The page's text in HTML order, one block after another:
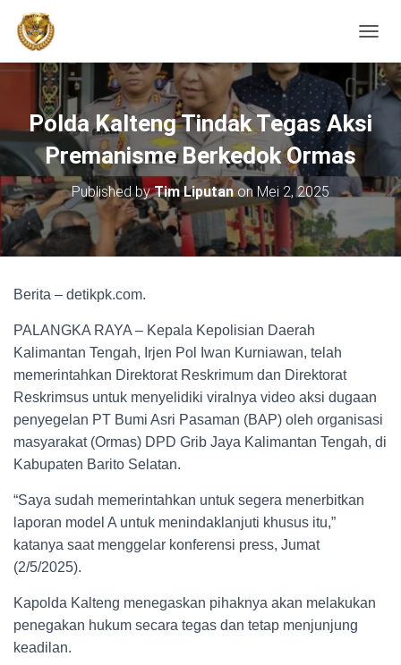
Polda Kalteng Tindak Tegas Aksi
Premanisme Berkedok Ormas
Published byTim Liputanon Mei 2, 2025
Berita – detikpk.com.
PALANGKA RAYA – Kepala Kepolisian Daerah
Kalimantan Tengah, Irjen Pol Iwan Kurniawan, telah
memerintahkan Direktorat Reskrimum dan Direktorat
Reskrimsus untuk menyelidiki viralnya video aksi dugaan
penyegelan PT Bumi Asri Pasaman (BAP) oleh organisasi
masyarakat (Ormas) DPD Grib Jaya Kalimantan Tengah, di
Kabupaten Barito Selatan.
“Saya sudah memerintahkan untuk segera menerbitkan
laporan model A untuk menindaklanjuti khusus itu,”
katanya saat menggelar konferensi press, Jumat
(2/5/2025).
Kapolda Kalteng menegaskan pihaknya akan melakukan
penegakan hukum secara tegas dan tetap menjunjung
keadilan.